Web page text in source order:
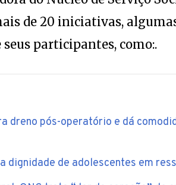
de 20 iniciativas,
participantes, como:.